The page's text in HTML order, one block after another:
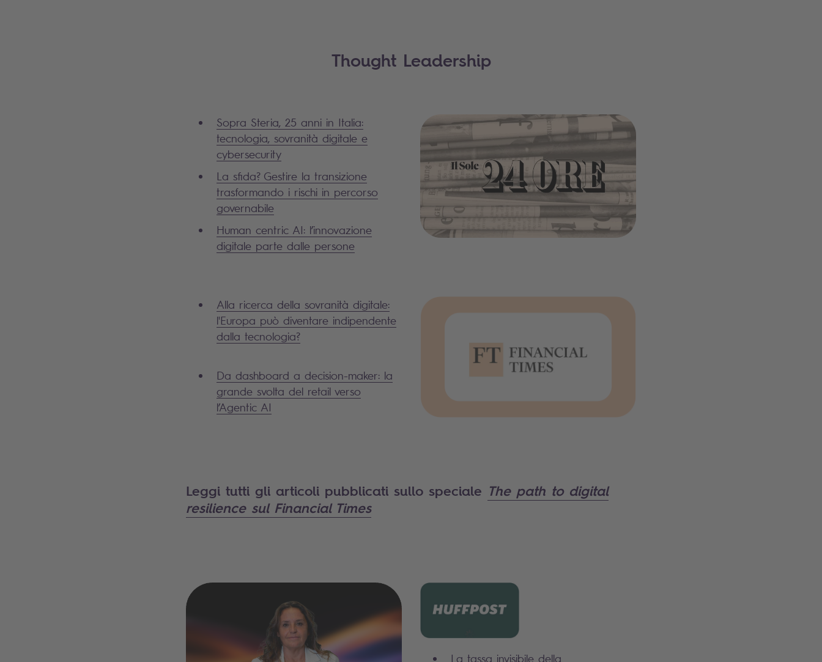
Thought Leadership
Sopra Steria, 25 anni in Italia:
tecnologia, sovranità digitale e
cybersecurity
La sfida? Gestire la transizione
trasformando i rischi in percorso
governabile
Human centric AI: l’innovazione
digitale parte dalle persone
Alla ricerca della sovranità digitale:
l'Europa può diventare indipendente
dalla tecnologia?
Da dashboard a decision-maker: la
grande svolta del retail verso
l’Agentic AI
Leggi tutti gli articoli pubblicati sullo speciale The path to digital
resilience sul Financial Times
La tassa invisibile della